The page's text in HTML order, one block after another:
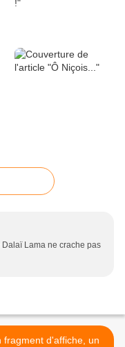
Lama ne crache pas
fragment d'affiche, un